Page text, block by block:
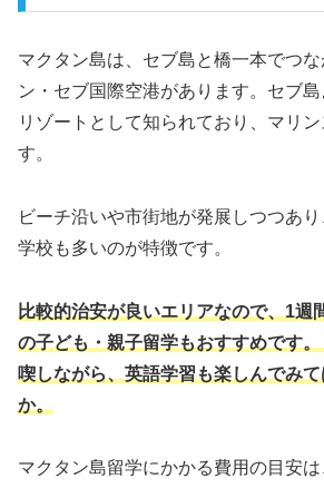
マクタン島は、セブ島と橋一本でつ
ン・セブ国際空港があります。セブ
リゾートとして知られており、マリ
す。
ビーチ沿いや市街地が発展しつつあ
学校も多いのが特徴です。
比較的治安が良いエリアなので、1週
の子ども・親子留学もおすすめです
喫しながら、英語学習も楽しんでみ
か。
マクタン島留学にかかる費用の目安